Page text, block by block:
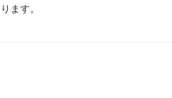
ます。